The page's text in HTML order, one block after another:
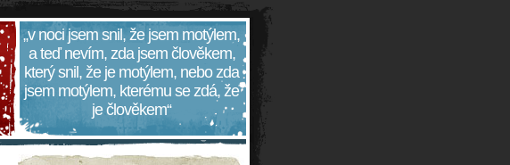
„v noci jsem snil, že jsem motýlem,
a teď nevím, zda jsem člověkem,
který snil, že je motýlem, nebo zda
jsem motýlem, kterému se zdá, že
je člověkem“